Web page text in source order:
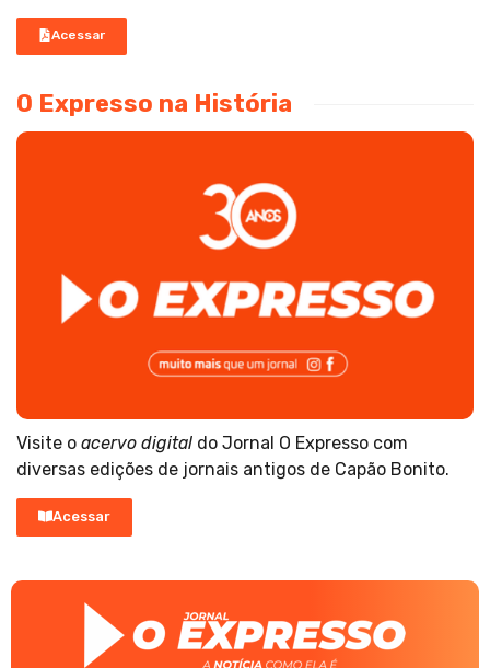
Acessar
O Expresso na História
Visite o acervo digital do Jornal O Expresso com
diversas edições de jornais antigos de Capão Bonito.
Acessar